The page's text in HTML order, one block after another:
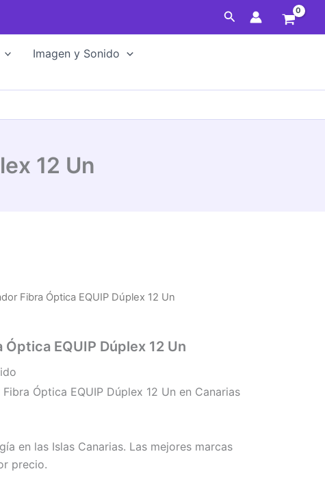
Buscar
Imagen y Sonido
12 Un
Fibra Óptica EQUIP Dúplex 12 Un
EQUIP Dúplex 12 Un
Óptica EQUIP Dúplex 12 Un en Canarias
en las Islas Canarias. Las mejores marcas
precio.
Un